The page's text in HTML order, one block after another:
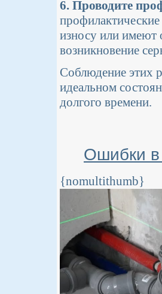
6. Проводите
износу или имеют
возникновение
Соблюдение этих
идеальном
долгого времени.
Ошибки в
{nomultithumb}